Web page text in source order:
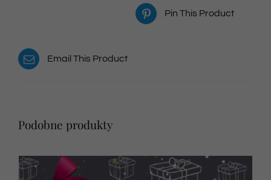
Pin This Product
Email This Product
Podobne produkty